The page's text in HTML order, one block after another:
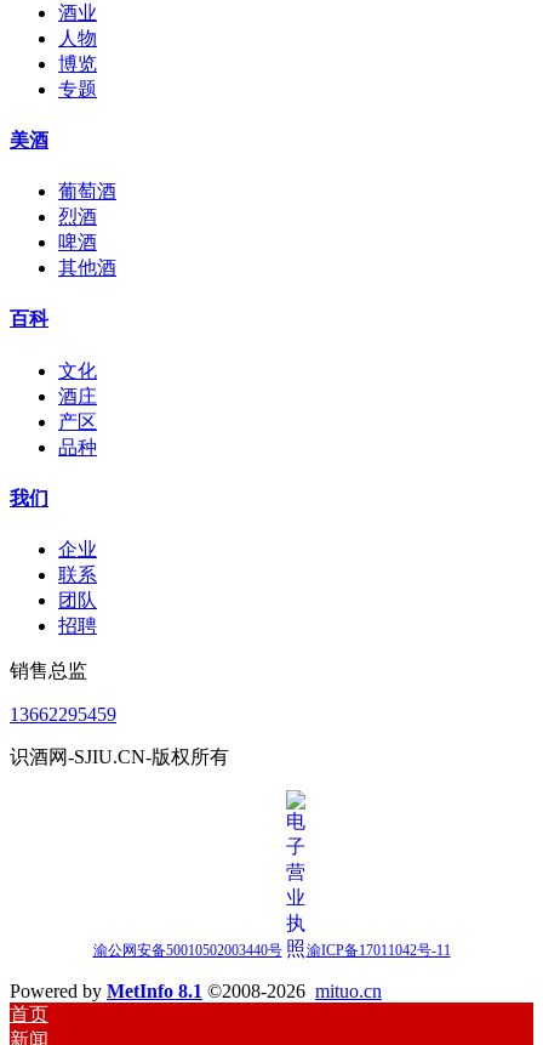
酒业
人物
博览
专题
美酒
葡萄酒
烈酒
啤酒
其他酒
百科
文化
酒庄
产区
品种
我们
企业
联系
团队
招聘
销售总监
13662295459
识酒网-SJIU.CN-版权所有
渝公网安备50010502003440号 渝ICP备17011042号-11
Powered by MetInfo 8.1 ©2008-2026 mituo.cn
首页
新闻